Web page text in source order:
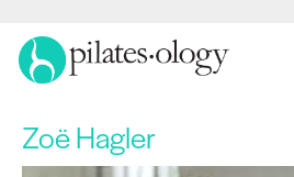
Zoë Hagler